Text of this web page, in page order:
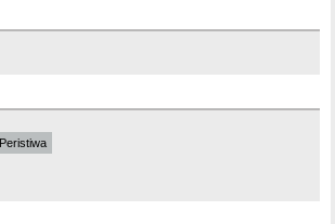
Peristiwa